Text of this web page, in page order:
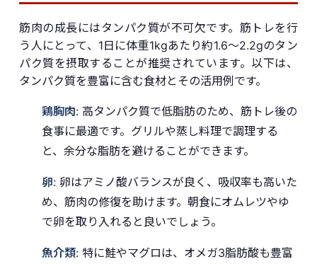
筋肉の成長にはタンパク質が不可欠です。筋トレを行
う人にとって、1日に体重1kgあたり約1.6〜2.2gのタン
パク質を摂取することが推奨されています。以下は、
タンパク質を豊富に含む食材とその活用例です。
鶏胸肉: 高タンパク質で低脂肪のため、筋トレ後の
食事に最適です。グリルや蒸し料理で調理する
と、余分な脂肪を避けることができます。
卵: 卵はアミノ酸バランスが良く、吸収率も高いた
め、筋肉の修復を助けます。朝食にオムレツやゆ
で卵を取り入れると良いでしょう。
魚介類: 特に鮭やマグロは、オメガ3脂肪酸も豊富